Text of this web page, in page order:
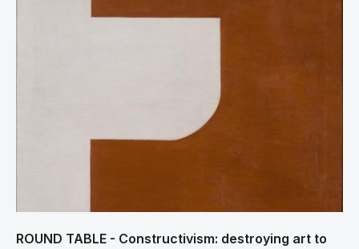
ROUND TABLE - Constructivism: destroying art to